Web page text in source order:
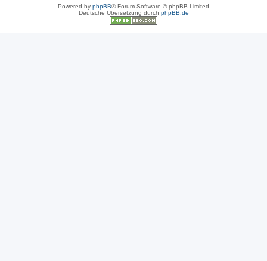
Powered by phpBB® Forum Software © phpBB Limited
Deutsche Übersetzung durch phpBB.de